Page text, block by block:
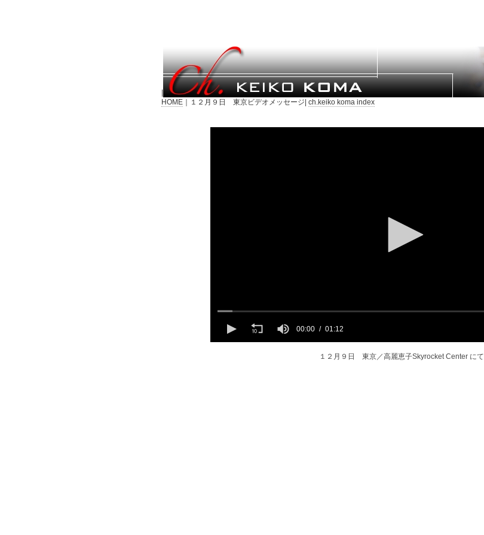
HOME｜１２月９日 東京ビデオメッセージ| ch.keiko koma index
00:00 01:12
１２月９日 東京／高麗恵子Skyrocket Center にて